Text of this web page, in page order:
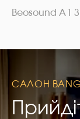
Beosound A1
САЛОН BANG